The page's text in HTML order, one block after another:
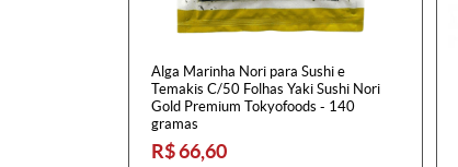
Alga Marinha Nori para Sushi e
Temakis C/50 Folhas Yaki Sushi Nori
Gold Premium Tokyofoods - 140
gramas
R$ 66,60